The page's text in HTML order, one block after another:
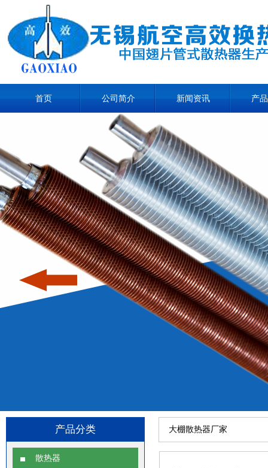
首页 公司简介 新闻资讯 产
产品分类
散热器
大棚散热器厂家